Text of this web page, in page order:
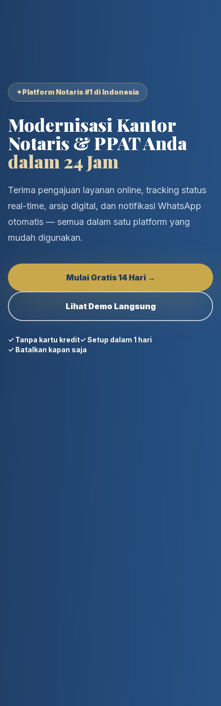
✦Platform Notaris #1 di Indonesia
Modernisasi Kantor
Notaris & PPAT Anda
dalam 24 Jam
Terima pengajuan layanan online, tracking status
real-time, arsip digital, dan notifikasi WhatsApp
otomatis — semua dalam satu platform yang
mudah digunakan.
Mulai Gratis 14 Hari →
Lihat Demo Langsung
✓ Tanpa kartu kredit✓ Setup dalam 1 hari
✓ Batalkan kapan saja